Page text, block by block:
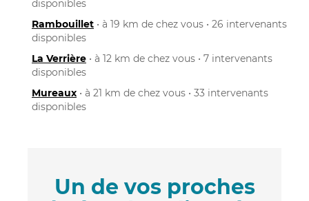
disponibles
Rambouillet • à 19 km de chez vous • 26 intervenants
disponibles
La Verrière • à 12 km de chez vous • 7 intervenants
disponibles
Mureaux • à 21 km de chez vous • 33 intervenants
disponibles
Un de vos proches